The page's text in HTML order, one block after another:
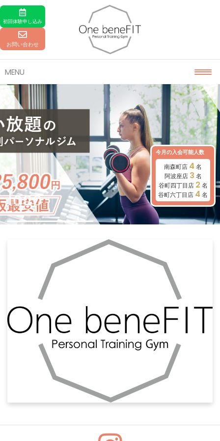
Skip to content
初回体験申し込み
お問い合わせ
MENU
今月の入会可能人数
南森町店 4 名
阿波座店 3 名
谷町四丁目店 2 名
谷町六丁目店 4 名
logo